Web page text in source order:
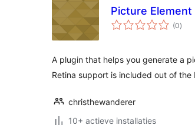
Picture Element
(0totaal
)
A plugin that helps you generate a
Retina support is included out of the
christhewanderer
10+ actieve installaties